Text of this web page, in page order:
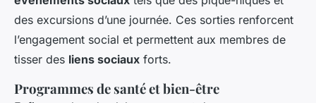
des excursions d’une journée. Ces sorties renforcent
l’engagement social et permettent aux membres de
tisser des liens sociaux forts.
Programmes de santé et bien-être